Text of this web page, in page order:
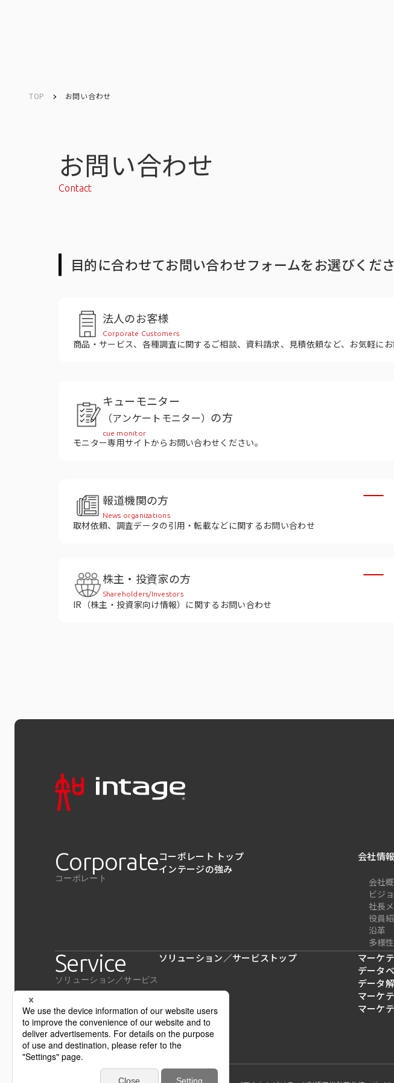
会社概要・所在地 ビジョン
役員紹介
TOP お問い合わせ
お問い合わせ
Contact
目的に合わせてお問い合わせフォームをお選びくだ
法人のお客様
Corporate Customers
商品・サービス、各種調査に関するご相談、資料請求、見積依頼など、お気軽にお
キューモニター
（アンケートモニター） の方
cue monitor
モニター専用サイトからお問い合わせください。
報道機関の方
News organizations
取材依頼、調査データの引用・転載などに関するお問い合わせ
株主・投資家の方
Shareholders/Investors
IR（株主・投資家向け情報）に関するお問い合わせ
Corporate
コーポレート
コーポレート トップ
インテージの強み
会社情報
会社
ビジ
社長
役員
沿革
多様
Service
ソリューション／サービス
ソリューション／サービストップ
マーケ
データ
データ
マーケ
マーケ